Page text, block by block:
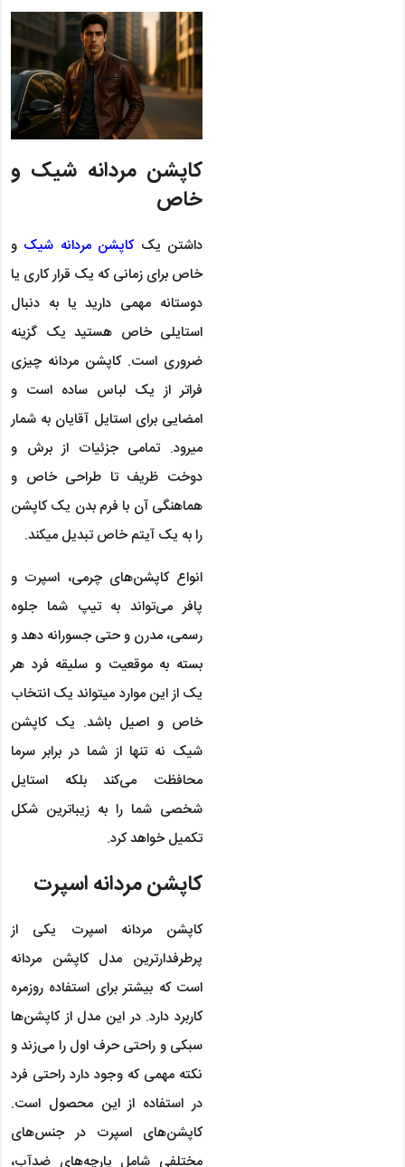
کاپشن مردانه شیک و
خاص
داشتن یککاپشن مردانه شیک و
خاص برای زمانی که یک قرار کاری یا
دوستانه مهمی دارید یا به دنبال
استایلی خاص هستید یک گزینه
ضروری است. کاپشن مردانه چیزی
فراتر از یک لباس ساده است و
امضایی برای استایل آقایان به شمار
می‎رود. تمامی جزئیات از برش و
دوخت ظریف تا طراحی خاص و
هماهنگی آن با فرم بدن یک کاپشن
را به یک آیتم خاص تبدیل می‎کند.
انواع کاپشن‌های چرمی، اسپرت و
پافر می‌تواند به تیپ شما جلوه
رسمی، مدرن و حتی جسورانه دهد و
بسته به موقعیت و سلیقه فرد هر
یک از این موارد می‎تواند یک انتخاب
خاص و اصیل باشد. یک کاپشن
شیک نه تنها از شما در برابر سرما
محافظت می‌کند بلکه استایل
شخصی شما را به زیباترین شکل
تکمیل خواهد کرد.
کاپشن مردانه اسپرت
کاپشن مردانه اسپرت یکی از
پرطرفدارترین مدل کاپشن مردانه
است که بیشتر برای استفاده روزمره
کاربرد دارد. در این مدل از کاپشن‌ها
سبکی و راحتی حرف اول را می‌زند و
نکته مهمی که وجود دارد راحتی فرد
در استفاده از این محصول است.
کاپشن‌های اسپرت در جنس‌های
مختلفی شامل پارچه‌های ضدآب،